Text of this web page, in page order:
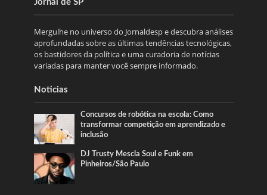
Jornal de SP
Mergulhe no universo do Jornaldesp e descubra análises
aprofundadas sobre as últimas tendências tecnológicas,
os bastidores da política e uma curadoria de notícias
variadas para manter você sempre informado.
Noticias
Concursos de robótica na escola: Como
transformar competição em aprendizado e
inclusão
DJ Trusty Mescla Soul e Funk em
Pinheiros/São Paulo